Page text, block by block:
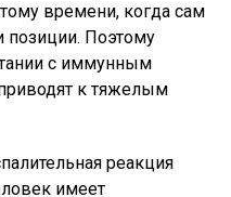
времени, когда сам
позиции. Поэтому
с иммунным
к тяжелым
реакция
имеет